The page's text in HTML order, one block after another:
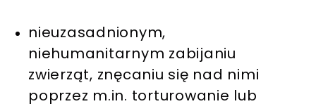
nieuzasadnionym,
niehumanitarnym zabijaniu
zwierząt, znęcaniu się nad nimi
poprzez m.in. torturowanie lub